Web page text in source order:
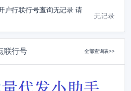
户行联行号查询无记录 请
无记录
联行号 全部查询表>>